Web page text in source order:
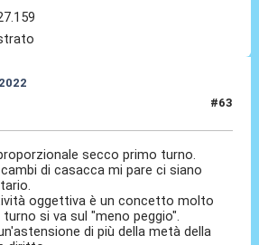
#63
secco primo turno.
di casacca mi pare ci siano
oggettiva è un concetto molto
si va sul "meno peggio".
di più della metà della